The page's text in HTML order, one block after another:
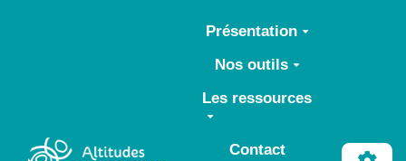
Aller au contenu principal
Présentation
Nos outils
Les ressources
Contact